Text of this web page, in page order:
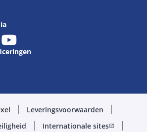
Leveringsvoorwaarden
Internationale sitesopen_in_new